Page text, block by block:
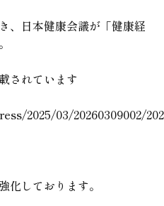
、日本健康会議が「健康経
されています
2025/03/20260309002/
化しております。